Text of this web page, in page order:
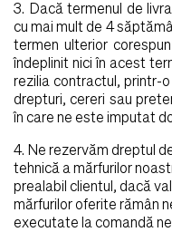
3. Dacă termenul de
cu mai mult de 4
termen ulterior
îndeplinit nici în acest
rezilia contractul, printr-
drepturi, cereri sau
în care ne este imputat
4. Ne rezervăm dreptul
tehnică a mărfurilor
prealabil clientul, dacă
mărfurilor oferite rămân
executate la comandă